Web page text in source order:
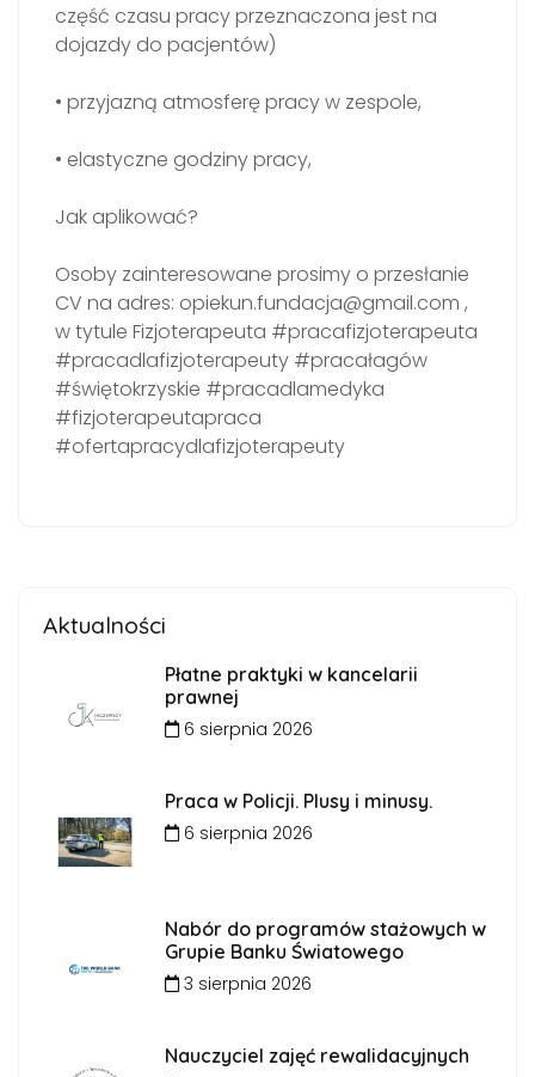
część czasu pracy przeznaczona jest na
dojazdy do pacjentów)
• przyjazną atmosferę pracy w zespole,
• elastyczne godziny pracy,
Jak aplikować?
Osoby zainteresowane prosimy o przesłanie
CV na adres: opiekun.fundacja@gmail.com ,
w tytule Fizjoterapeuta #pracafizjoterapeuta
#pracadlafizjoterapeuty #pracałagów
#świętokrzyskie #pracadlamedyka
#fizjoterapeutapraca
#ofertapracydlafizjoterapeuty
Aktualności
Płatne praktyki w kancelarii
prawnej
6 sierpnia 2026
Praca w Policji. Plusy i minusy.
6 sierpnia 2026
Nabór do programów stażowych w
Grupie Banku Światowego
3 sierpnia 2026
Nauczyciel zajęć rewalidacyjnych